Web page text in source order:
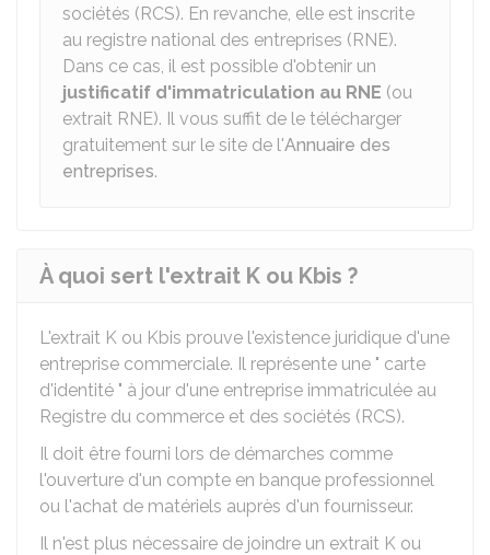
sociétés (RCS). En revanche, elle est inscrite
au registre national des entreprises (RNE).
Dans ce cas, il est possible d'obtenir un
justificatif d'immatriculation au RNE (ou
extrait RNE). Il vous suffit de le télécharger
gratuitement sur le site de l'Annuaire des
entreprises.
À quoi sert l'extrait K ou Kbis ?
L'extrait K ou Kbis prouve l'existence juridique d'une
entreprise commerciale. Il représente une " carte
d'identité " à jour d'une entreprise immatriculée au
Registre du commerce et des sociétés (RCS).
Il doit être fourni lors de démarches comme
l'ouverture d'un compte en banque professionnel
ou l'achat de matériels auprès d'un fournisseur.
Il n'est plus nécessaire de joindre un extrait K ou